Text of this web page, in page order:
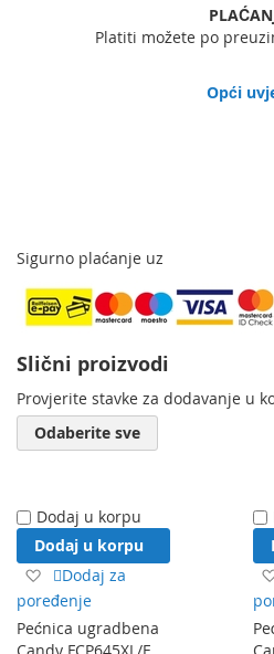
Platiti možete po
Opći
Sigurno plaćanje uz
Slični proizvodi
Provjerite stavke za dodavanje u
Odaberite sve
Dodaj u korpu
Dodaj u korpu
Dodaj
na
listu
želja
Dodaj za
poređenje
Pećnica ugradbena